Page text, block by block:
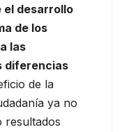
el desarrollo
de los
las
diferencias
de la
ya no
resultados